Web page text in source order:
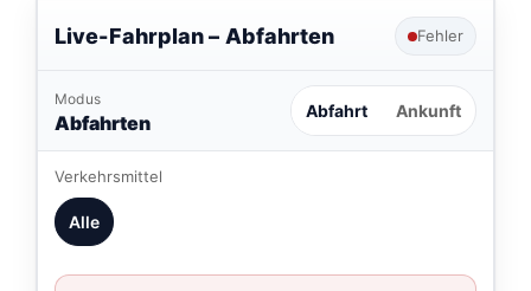
Live-Fahrplan – Abfahrten Fehler
Modus
Abfahrten Abfahrt Ankunft
Verkehrsmittel
Alle